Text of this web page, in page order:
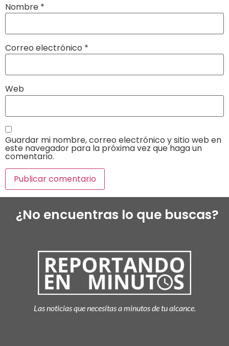
Nombre *
Correo electrónico *
Web
Guardar mi nombre, correo electrónico y sitio web en
este navegador para la próxima vez que haga un
comentario.
¿No encuentras lo que buscas?
Las noticias que necesitas a minutos de tu alcance.